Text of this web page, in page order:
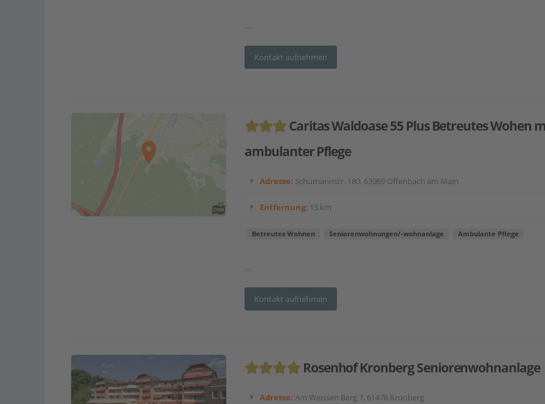
...
Kontakt aufnehmen
Caritas Waldoase 55 Plus Betreutes Wohen
ambulanter Pflege
Adresse: Schumannstr. 180, 63069 Offenbach am Main
Entfernung: 13 km
Betreutes Wohnen Seniorenwohnungen/-wohnanlage Ambulante Pflege
...
Kontakt aufnehmen
Rosenhof Kronberg Seniorenwohnanlage
Adresse: Am Weissen Berg 7, 61476 Kronberg